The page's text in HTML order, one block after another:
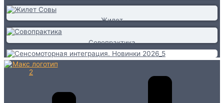
Жилет
Совопрактика